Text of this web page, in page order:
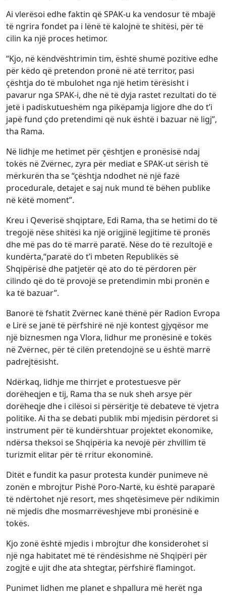
Ai vlerësoi edhe faktin që SPAK-u ka vendosur të mbajë
të ngrira fondet pa i lënë të kalojnë te shitësi, për të
cilin ka një proces hetimor.
“Kjo, në këndvështrimin tim, është shumë pozitive edhe
për këdo që pretendon pronë në atë territor, pasi
çështja do të mbulohet nga një hetim tërësisht i
pavarur nga SPAK-i, dhe në të dyja rastet rezultati do të
jetë i padiskutueshëm nga pikëpamja ligjore dhe do t’i
japë fund çdo pretendimi që nuk është i bazuar në ligj”,
tha Rama.
Në lidhje me hetimet për çështjen e pronësisë ndaj
tokës në Zvërnec, zyra për mediat e SPAK-ut sërish të
mërkurën tha se “çështja ndodhet në një fazë
procedurale, detajet e saj nuk mund të bëhen publike
në këtë moment”.
Kreu i Qeverisë shqiptare, Edi Rama, tha se hetimi do të
tregojë nëse shitësi ka një origjinë legjitime të pronës
dhe më pas do të marrë paratë. Nëse do të rezultojë e
kundërta,“paratë do t’i mbeten Republikës së
Shqipërisë dhe patjetër që ato do të përdoren për
cilindo që do të provojë se pretendimin mbi pronën e
ka të bazuar”.
Banorë të fshatit Zvërnec kanë thënë për Radion Evropa
e Lirë se janë të përfshirë në një kontest gjyqësor me
një biznesmen nga Vlora, lidhur me pronësinë e tokës
në Zvërnec, për të cilën pretendojnë se u është marrë
padrejtësisht.
Ndërkaq, lidhje me thirrjet e protestuesve për
dorëheqjen e tij, Rama tha se nuk sheh arsye për
dorëheqje dhe i cilësoi si përsëritje të debateve të vjetra
politike. Ai tha se debati publik mbi mjedisin përdoret si
instrument për të kundërshtuar projektet ekonomike,
ndërsa theksoi se Shqipëria ka nevojë për zhvillim të
turizmit elitar për të rritur ekonominë.
Ditët e fundit ka pasur protesta kundër punimeve në
zonën e mbrojtur Pishë Poro-Nartë, ku është paraparë
të ndërtohet një resort, mes shqetësimeve për ndikimin
në mjedis dhe mosmarrëveshjeve mbi pronësinë e
tokës.
Kjo zonë është mjedis i mbrojtur dhe konsiderohet si
një nga habitatet më të rëndësishme në Shqipëri për
zogjtë e ujit dhe ata shtegtar, përfshirë flamingot.
Punimet lidhen me planet e shpallura më herët nga